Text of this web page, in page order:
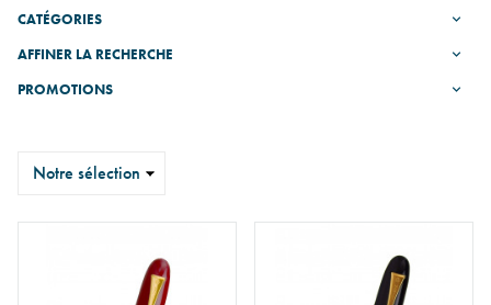
CATÉGORIES
AFFINER LA RECHERCHE
PROMOTIONS